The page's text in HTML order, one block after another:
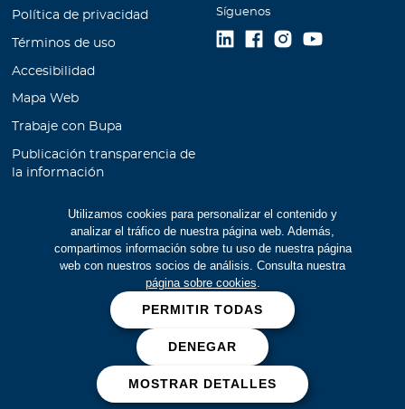
Utilizamos cookies para personalizar el contenido y
analizar el tráfico de nuestra página web. Además,
compartimos información sobre tu uso de nuestra página
web con nuestros socios de análisis. Consulta nuestra
página sobre cookies.
PERMITIR TODAS
DENEGAR
MOSTRAR DETALLES
Política de privacidad
Términos de uso
Accesibilidad
Mapa Web
Trabaje con Bupa
Publicación transparencia de
la información
Educación Financiera
Manual de prevención de
lavado de activos
Prevención de fraudes
Síguenos